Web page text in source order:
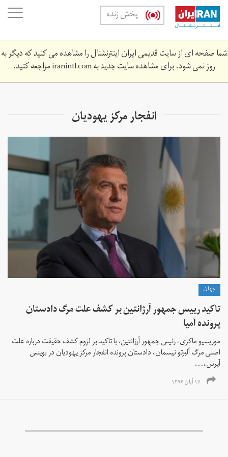
Skip
main
content
پخش زنده
شما صفحه ای از سایت قدیمی ایران اینترنشنال را مشاهده می کنید که دیگر به
روز نمی شود. برای مشاهده سایت جدید بهiranintl.comمراجعه کنید.
انفجار مرکز یهودیان
جهان
تاکید رییس جمهور آرژانتین بر کشف علت مرگ دادستان
پرونده آمیا
موریسیو ماکری، رئیس جمهور آرژانتین، با تاکید بر لزوم کشف حقیقت درباره علت
اصلی مرگ آلبرتو نیسمان، دادستان پرونده انفجار مرکز یهودیان در بوینس
آیرس،...
۱۷ آبان ۱۳۹۶